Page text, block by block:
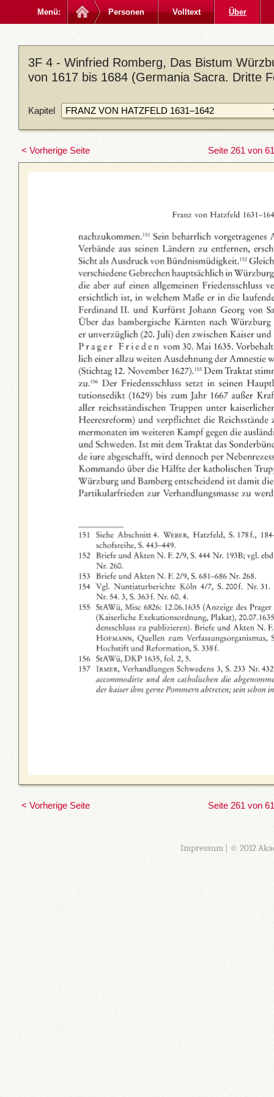
Menü: Personen Volltext Über
3F 4 - Winfried Romberg, Das Bistum
von 1617 bis 1684 (Germania Sacra. Dritte
Kapitel
< Vorherige Seite Seite 261 von
< Vorherige Seite Seite 261 von
Impressum| © 2012